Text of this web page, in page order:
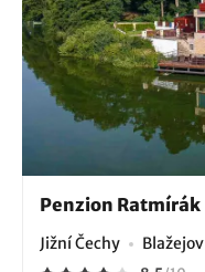
Penzion Ratmírák
Jižní Čechy Blažejov